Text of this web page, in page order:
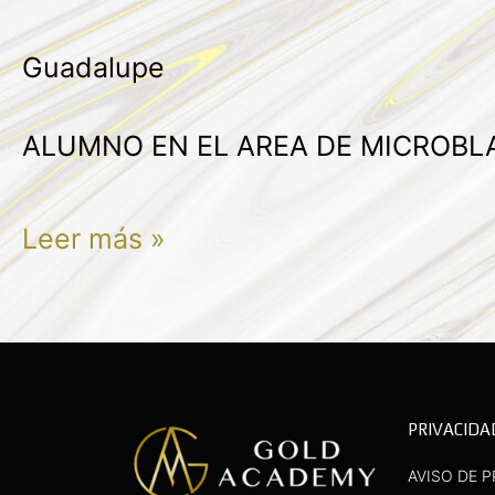
Guadalupe
ALUMNO EN EL AREA DE
ELIZABETH
ZANCHEZ
ORTEGA
Leer más »
AVISO DE